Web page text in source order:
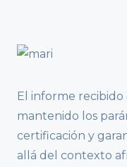
El informe recibido
mantenido los
certificación y
allá del contexto